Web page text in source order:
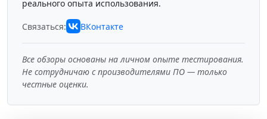
реального опыта использования.
Связаться: ВКонтакте
Все обзоры основаны на личном опыте тестирования.
Не сотрудничаю с производителями ПО — только
честные оценки.